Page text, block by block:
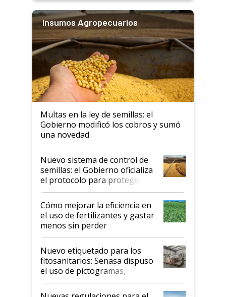
Insumos Agropecuarios
Multas en la ley de semillas: el
Gobierno modificó los cobros y sumó
una novedad
Nuevo sistema de control de
semillas: el Gobierno oficializa
el protocolo para proteger la
propiedad intelectual
Cómo mejorar la eficiencia en
el uso de fertilizantes y gastar
menos sin perder
productividad en la campaña
fina
Nuevo etiquetado para los
fitosanitarios: Senasa dispuso
el uso de pictogramas,
palabras de advertencia e
indicaciones